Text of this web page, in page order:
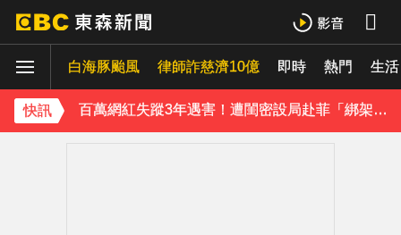
白海豚颱風 律師詐慈濟10億 即時 熱門 生活
快訊
庹宗康資產全給老婆！「名下只剩1台車」結婚15年保鮮秘訣曝
百萬網紅失蹤3年遇害！遭閨密設局赴菲「綁架撕票」千萬贖金救不回